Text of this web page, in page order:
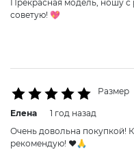
Прекрасная модель, ношу
советую! 💖
Размер
Елена
1 год назад
Очень довольна покупкой!
рекомендую! ❤️🙏